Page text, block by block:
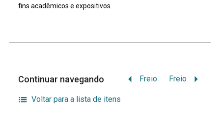
fins acadêmicos e expositivos.
Continuar navegando Freio Freio
Voltar para a lista de itens